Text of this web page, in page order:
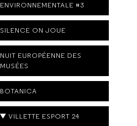
ENVIRONNEMENTALE #3
SILENCE ON JOUE
NUIT EUROPÉENNE DES
MUSÉES
BOTANICA
VILLETTE ESPORT 24